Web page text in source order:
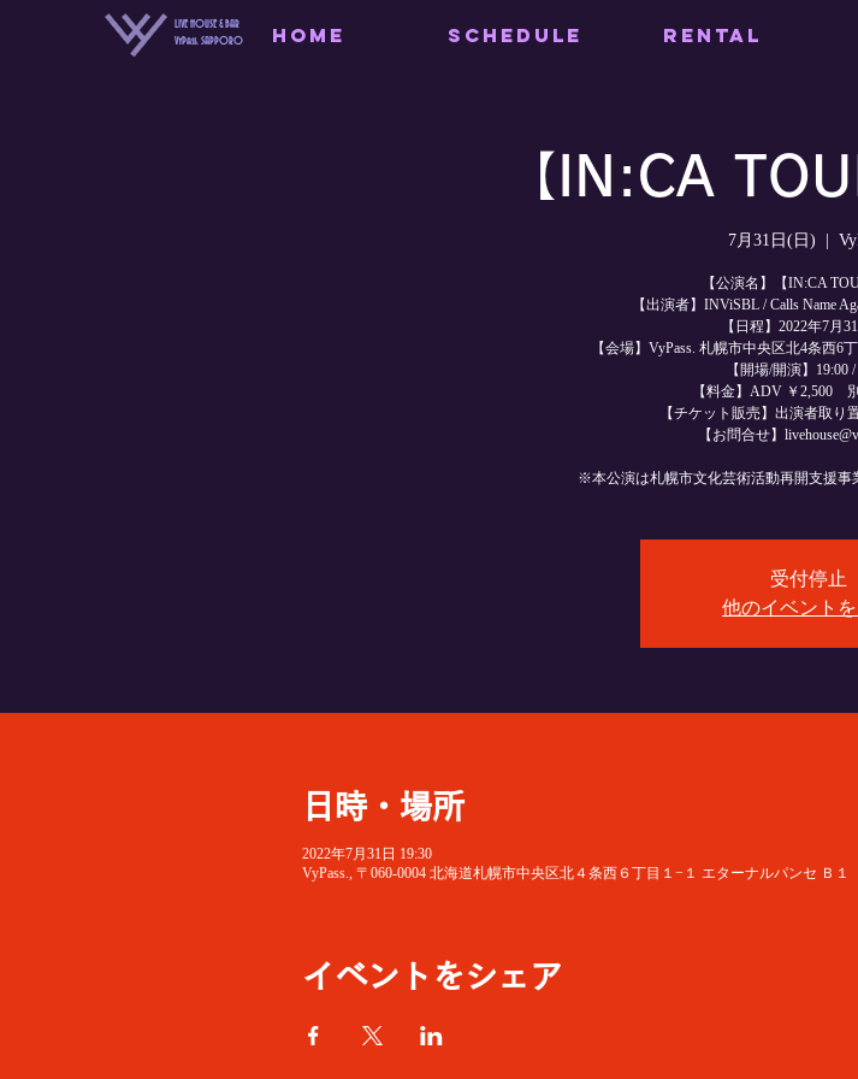
LIVE HOUSE & BAR
VyPass. SAPPORO
HOME SCHEDULE RENTAL
【IN:CA
7月31日(日)
【公演名】【IN:CA
【出演者】INViSBL / Calls Name
【日程】2022年7月
【会場】VyPass. 札幌市中央区北4条西6
【開場/開演】19:00
【料金】ADV ￥2,500
【チケット販売】出演者取り
【お問合せ】
※本公演は札幌市文化芸術活動再開支援事
受付停止
他のイベント
日時・場所
2022年7月31日 19:30
VyPass., 〒060-0004 北海道札幌市中央区北４条西６丁目１−１ エターナルパンセ Ｂ１
イベントをシェア